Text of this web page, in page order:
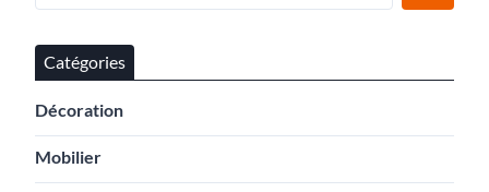
Catégories
Décoration
Mobilier